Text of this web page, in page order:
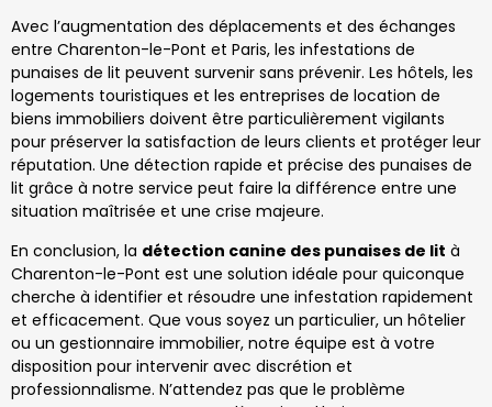
Avec l’augmentation des déplacements et des échanges
entre Charenton-le-Pont et Paris, les infestations de
punaises de lit peuvent survenir sans prévenir. Les hôtels, les
logements touristiques et les entreprises de location de
biens immobiliers doivent être particulièrement vigilants
pour préserver la satisfaction de leurs clients et protéger leur
réputation. Une détection rapide et précise des punaises de
lit grâce à notre service peut faire la différence entre une
situation maîtrisée et une crise majeure.
En conclusion, la détection canine des punaises de lit à
Charenton-le-Pont est une solution idéale pour quiconque
cherche à identifier et résoudre une infestation rapidement
et efficacement. Que vous soyez un particulier, un hôtelier
ou un gestionnaire immobilier, notre équipe est à votre
disposition pour intervenir avec discrétion et
professionnalisme. N’attendez pas que le problème